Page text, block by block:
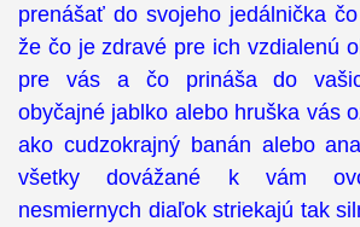
prenášať do svojeho jedálnička
že čo je zdravé pre ich vzdialenú
pre vás a čo prináša do
obyčajné jablko alebo hruška vás
ako cudzokrajný banán alebo
všetky dovážané k vám
nesmiernych diaľok striekajú tak